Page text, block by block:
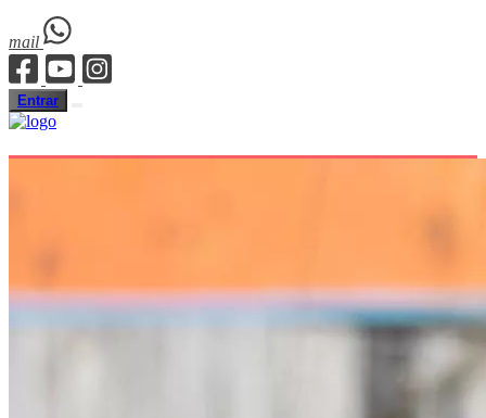
mail
Entrar